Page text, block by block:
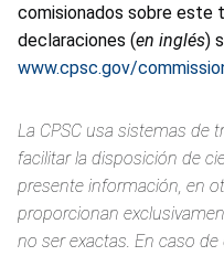
comisionados sobre este
declaraciones (en inglés)
www.cpsc.gov/
La CPSC usa sistemas de
facilitar la disposición de
presente información, en
proporcionan
no ser exactas. En caso